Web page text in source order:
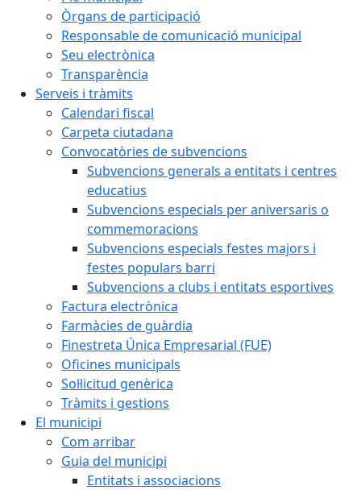
Òrgans de participació
Responsable de comunicació municipal
Seu electrònica
Transparència
Serveis i tràmits
Calendari fiscal
Carpeta ciutadana
Convocatòries de subvencions
Subvencions generals a entitats i centres
educatius
Subvencions especials per aniversaris o
commemoracions
Subvencions especials festes majors i
festes populars barri
Subvencions a clubs i entitats esportives
Factura electrònica
Farmàcies de guàrdia
Finestreta Única Empresarial (FUE)
Oficines municipals
Sol·licitud genèrica
Tràmits i gestions
El municipi
Com arribar
Guia del municipi
Entitats i associacions